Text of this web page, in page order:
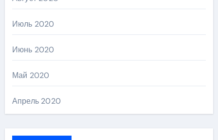
Июль 2020
Июнь 2020
Май 2020
Апрель 2020